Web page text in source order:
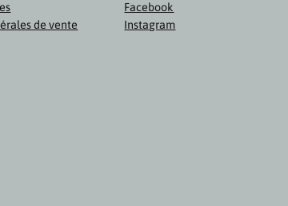
de vente
Facebook
Instagram